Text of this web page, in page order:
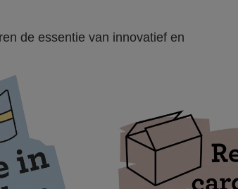
de essentie van innovatief en